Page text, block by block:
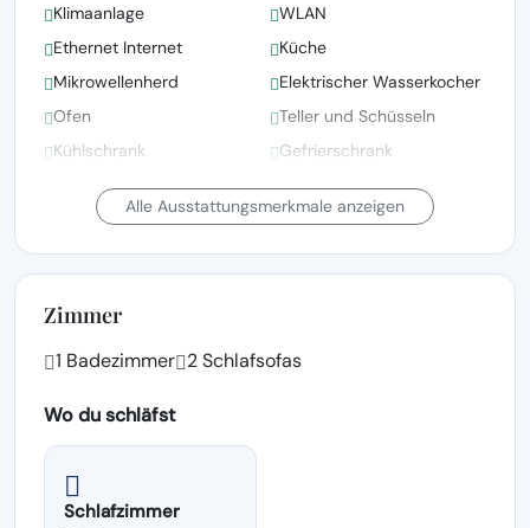
Klimaanlage
WLAN
Ethernet Internet
Küche
Mikrowellenherd
Elektrischer Wasserkocher
Ofen
Teller und Schüsseln
Kühlschrank
Gefrierschrank
Bettwäsche, Handtücher
und Wäsche gemäß den
Behörden gewaschen
Bettwäsche vorhanden
Alle Ausstattungsmerkmale anzeigen
Zimmer
1 Badezimmer 2 Schlafsofas
Wo du schläfst
Schlafzimmer